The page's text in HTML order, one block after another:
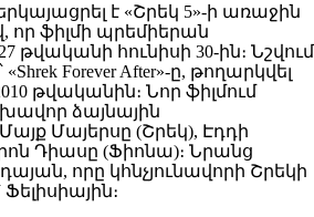
ներկայացրել է «Շրեկ 5»-ի առաջին
որ ֆիլմի պրեմիերան
հունիսի 30-ին։ Նշվում
Forever After»-ը, թողարկվել
թվականին։ Նոր ֆիլմում
ձայնային
Մայերսը (Շրեկ), Էդդի
Դիասը (Ֆիոնա)։ Նրանց
որը կհնչյունավորի Շրեկի